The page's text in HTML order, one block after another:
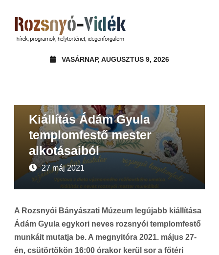
VASÁRNAP, AUGUSZTUS 9, 2026
Kiállítás Ádám Gyula
templomfestő mester
alkotásaiból
27 máj 2021
A Rozsnyói Bányászati Múzeum legújabb kiállítása
Ádám Gyula egykori neves rozsnyói templomfestő
munkáit mutatja be. A megnyitóra 2021. május 27-
én, csütörtökön 16:00 órakor kerül sor a főtéri